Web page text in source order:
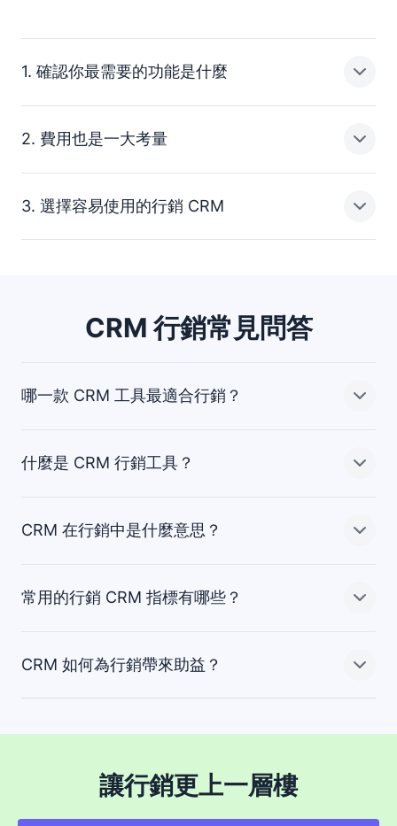
1. 確認你最需要的功能是什麼
App 則能讓你隨時隨地管理客戶關係。
2. 費用也是一大考量
3. 選擇容易使用的行銷 CRM
客戶支援和免費試用期能讓你在決定前先適應這套工具。
CRM 行銷常見問答
哪一款 CRM 工具最適合行銷？
尋找能讓你在整個行銷漏斗中全面綜觀潛在客戶旅程、找
行銷人員也能從聊天機器人、線上聊天、電子郵件宣傳建
什麼是 CRM 行銷工具？
使用即時資訊和
，就能讓團隊工作更快、更有
效率。
立器，以及能和網站訪客互動、進而擷取潛在客戶的聊天
小工具。
CRM 在行銷中是什麼意思？
CRM 工具為行銷人員提供豐富的潛在客戶相關資料及節省
時間的自動化，讓他們能在對的時間用對的訊息觸及對的
常用的行銷 CRM 指標有哪些？
客戶終身價值（CLV）是一位客戶和你的關係存續期間，
CRM 如何為行銷帶來助益？
銷人員清楚了解誰是最佳客戶。
讓行銷更上一層樓